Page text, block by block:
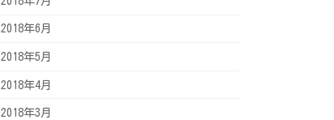
2018年6月
2018年5月
2018年4月
2018年3月